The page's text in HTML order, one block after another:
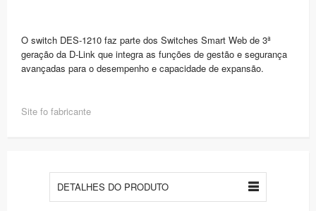
O switch DES-1210 faz parte dos Switches Smart Web de 3ª
geração da D-Link que integra as funções de gestão e segurança
avançadas para o desempenho e capacidade de expansão.
Site fo fabricante
DETALHES DO PRODUTO